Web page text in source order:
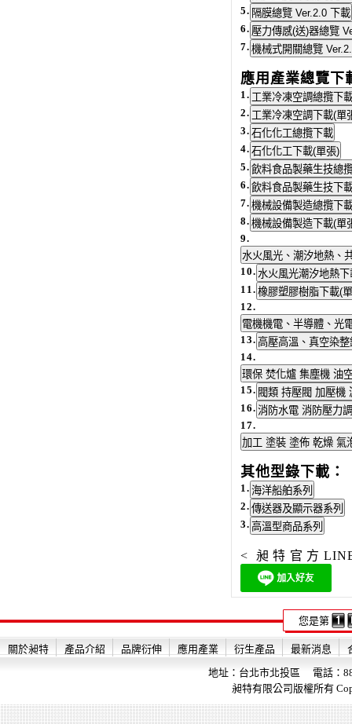
5.
6.
7.
應用產業總覽下
1.
2.
3.
4.
5.
6.
7.
8.
9.
10.
11.
12.
13.
14.
15.
16.
17.
其他型錄下載：
1.
2.
3.
< 昶特官方
您是第
關於昶特 產品介紹 品牌衍伸 應用產業 衍生產品 最新消息
地址：台北市北投區 電話：
昶特有限公司版權所有